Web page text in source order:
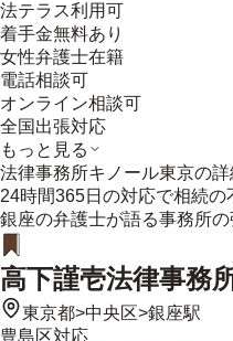
法テラス利用可
着手金無料あり
女性弁護士在籍
電話相談可
オンライン相談可
全国出張対応
もっと見る
法律事務所キノール東京の詳
24時間365日の対応で相続
銀座の弁護士が語る事務所の
高下謹壱法律事務
東京都>中央区>銀座駅
豊島区対応